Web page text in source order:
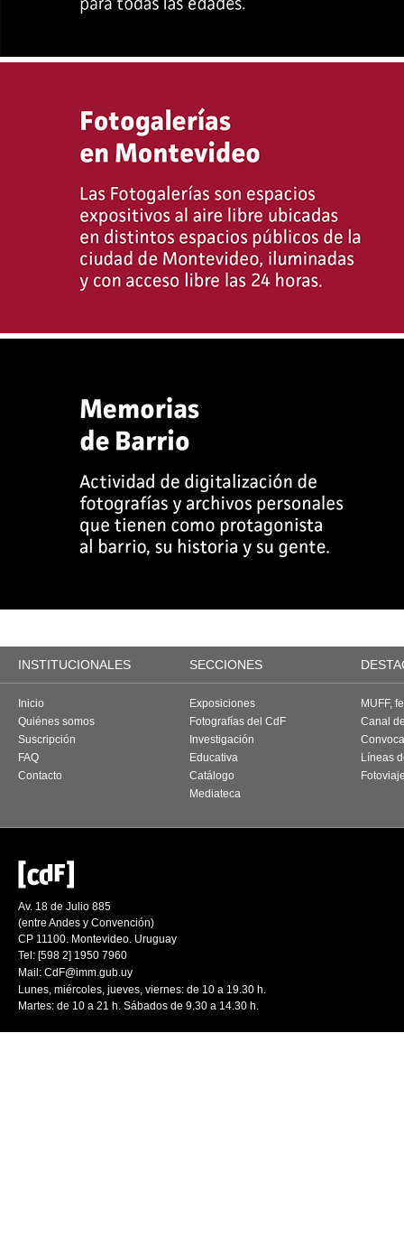
INSTITUCIONALES SECCIONES
Inicio
Quiénes somos
Suscripción
FAQ
Contacto
Exposiciones
Fotografías del CdF
Investigación
Educativa
Catálogo
Mediateca
MUFF,
Canal
Líneas
Av. 18 de Julio 885
(entre Andes y Convención)
CP 11100. Montevideo. Uruguay
Tel: [598 2] 1950 7960
Mail: CdF@imm.gub.uy
Lunes, miércoles, jueves, viernes: de 10 a 19.30 h.
Martes: de 10 a 21 h. Sábados de 9.30 a 14.30 h.